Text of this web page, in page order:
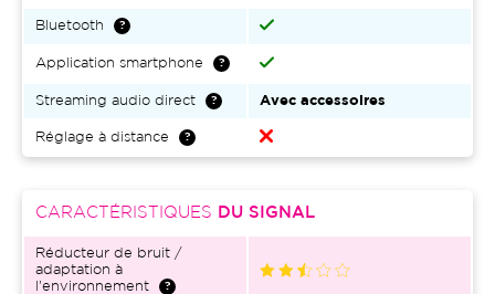
Bluetooth
Application smartphone
Streaming audio direct Avec accessoires
Réglage à distance
CARACTÉRISTIQUES DU SIGNAL
Réducteur de bruit /
adaptation à
l'environnement